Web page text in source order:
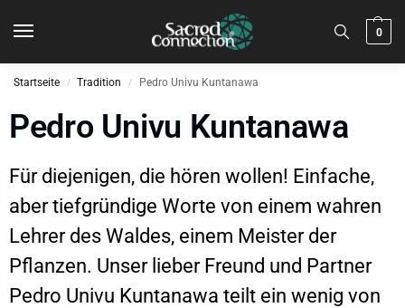
0
Startseite / Tradition / Pedro Univu Kuntanawa
Pedro Univu Kuntanawa
Für diejenigen, die hören wollen! Einfache,
aber tiefgründige Worte von einem wahren
Lehrer des Waldes, einem Meister der
Pflanzen. Unser lieber Freund und Partner
Pedro Univu Kuntanawa teilt ein wenig von